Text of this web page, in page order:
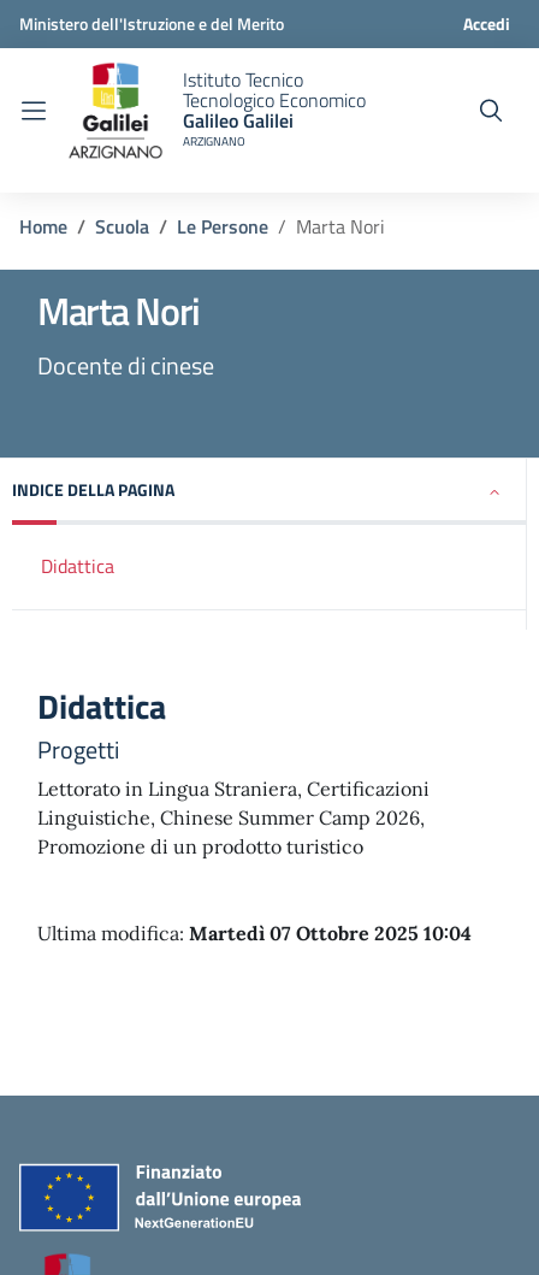
Ministero dell'Istruzione e del Merito Accedi
Istituto Tecnico
Tecnologico Economico
Galileo Galilei
ARZIGNANO
Home Scuola Le Persone Marta Nori
Marta Nori
Docente di cinese
INDICE DELLA PAGINA
Didattica
Didattica
Progetti
Lettorato in Lingua Straniera, Certificazioni
Linguistiche, Chinese Summer Camp 2026,
Promozione di un prodotto turistico
Ultima modifica: Martedì 07 Ottobre 2025 10:04